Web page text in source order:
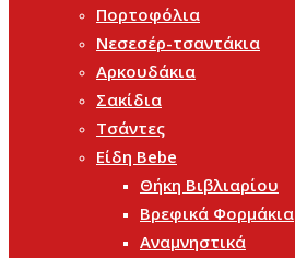
Πορτοφόλια
Νεσεσέρ-τσαντάκια
Αρκουδάκια
Σακίδια
Τσάντες
Είδη Bebe
Θήκη Βιβλιαρίου
Βρεφικά Φορμάκια
Αναμνηστικά